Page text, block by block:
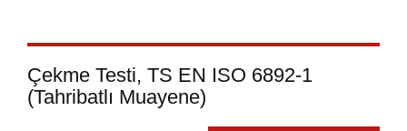
Çekme Testi, TS EN ISO 6892-1
(Tahribatlı Muayene)